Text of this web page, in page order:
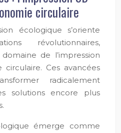
circulaire
écologique s’oriente
révolutionnaires,
de l’impression
Ces avancées
radicalement
solutions encore plus
émerge comme